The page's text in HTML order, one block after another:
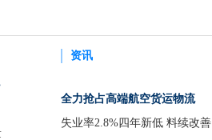
资讯
全力抢占高端航空货运物流
失业率2.8%四年新低 料续改善